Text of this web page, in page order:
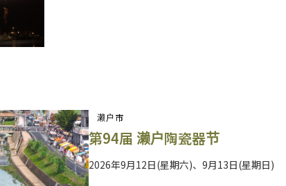
濑户市
第94届 濑户陶瓷器节
2026年9月12日(星期六)、9月13日(星期日)